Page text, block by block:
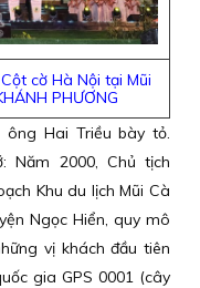
cờ Hà Nội tại Mũi
PHƯƠNG
ông Hai Triều bày tỏ.
Năm 2000, Chủ tịch
Khu du lịch Mũi Cà
Ngọc Hiển, quy mô
vị khách đầu tiên
gia GPS 0001 (cây